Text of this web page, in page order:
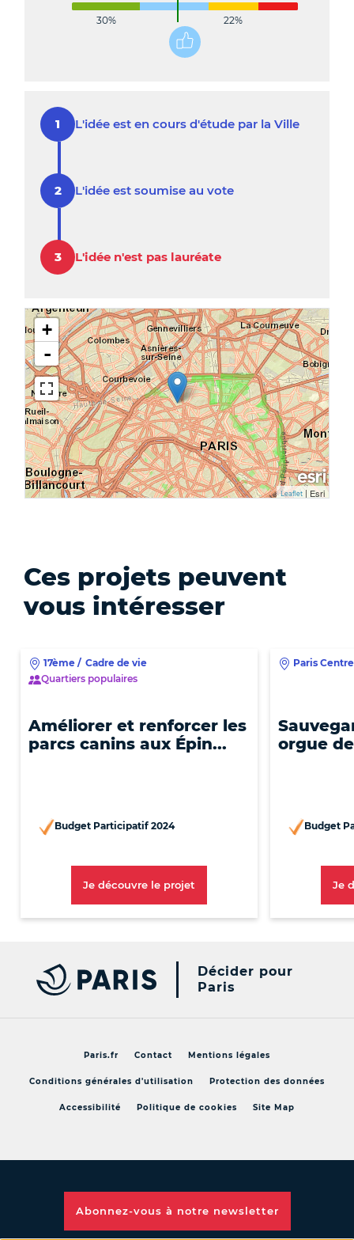
30% 22%
L'idée est en cours d'étude par la Ville
L'idée est soumise au vote
L'idée n'est pas lauréate
+
-
Leaflet | Esri
Ces projets peuvent
vous intéresser
17ème / Cadre de vie
Quartiers populaires
Améliorer et renforcer les
parcs canins aux Épin...
Budget Participatif 2024
Je découvre le projet
Paris Centre
orgue
Budget
Je
Décider pour
Paris
Paris.fr Contact Mentions légales
Conditions générales d'utilisation Protection des données
Accessibilité Politique de cookies Site Map
Abonnez-vous à notre newsletter